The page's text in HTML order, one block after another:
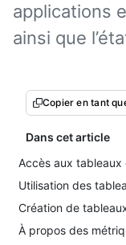
applications
ainsi que
Copier en tant
Dans cet article
Accès aux
Utilisation des
Création de
À propos des